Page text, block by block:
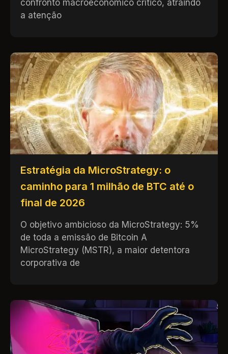
confronto macroeconómico crítico, atraindo
a atenção
Estratégia da MicroStrategy: o
caminho para 1 milhão de BTC até o
final de 2026
O objetivo ambicioso da MicroStrategy: 5%
de toda a emissão de Bitcoin A
MicroStrategy (MSTR), a maior detentora
corporativa de